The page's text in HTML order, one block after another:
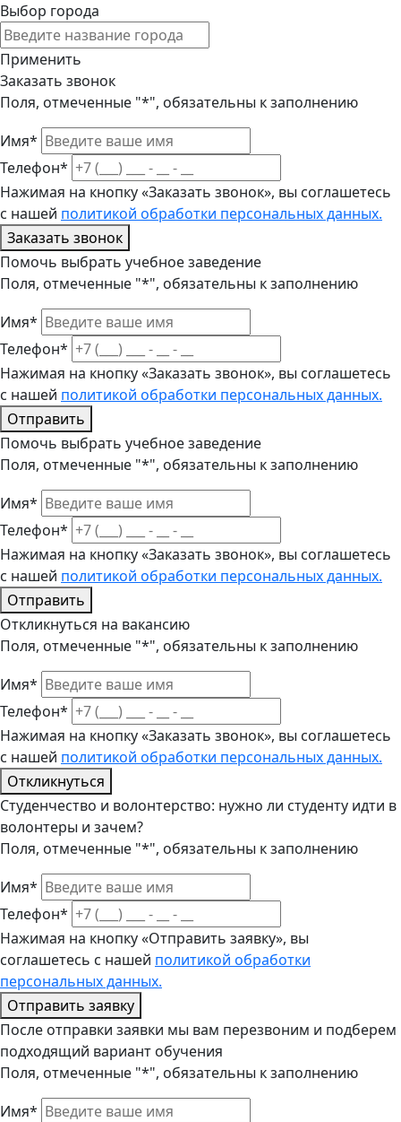
Выбор города
Применить
Заказать звонок
Поля, отмеченные "*", обязательны к заполнению
Имя*
Телефон*
Нажимая на кнопку «Заказать звонок», вы соглашетесь
с нашей политикой обработки персональных данных.
Заказать звонок
Помочь выбрать учебное заведение
Поля, отмеченные "*", обязательны к заполнению
Имя*
Телефон*
Нажимая на кнопку «Заказать звонок», вы соглашетесь
с нашей политикой обработки персональных данных.
Отправить
Помочь выбрать учебное заведение
Поля, отмеченные "*", обязательны к заполнению
Имя*
Телефон*
Нажимая на кнопку «Заказать звонок», вы соглашетесь
с нашей политикой обработки персональных данных.
Отправить
Откликнуться на вакансию
Поля, отмеченные "*", обязательны к заполнению
Имя*
Телефон*
Нажимая на кнопку «Заказать звонок», вы соглашетесь
с нашей политикой обработки персональных данных.
Откликнуться
Студенчество и волонтерство: нужно ли cтуденту идти в
волонтеры и зачем?
Поля, отмеченные "*", обязательны к заполнению
Имя*
Телефон*
Нажимая на кнопку «Отправить заявку», вы
соглашетесь с нашей политикой обработки
персональных данных.
Отправить заявку
После отправки заявки мы вам перезвоним и подберем
подходящий вариант обучения
Поля, отмеченные "*", обязательны к заполнению
Имя*